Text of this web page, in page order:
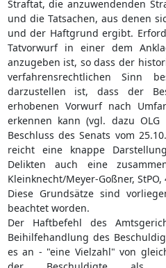
Straftat, die anzuwendenden
und die Tatsachen, aus denen
und der Haftgrund ergibt.
Tatvorwurf in einer dem
anzugeben ist, so dass der
verfahrensrechtlichen Sinn
darzustellen ist, dass der
erhobenen Vorwurf nach
erkennen kann (vgl. dazu OLG
Beschluss des Senats vom
reicht eine knappe
Delikten auch eine
Kleinknecht/Meyer-Goßner, StPO,
Diese Grundsätze sind
beachtet worden.
Der Haftbefehl des
Beihilfehandlung des
es an - "eine Vielzahl" von